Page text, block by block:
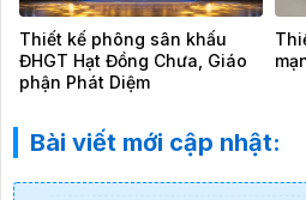
Thiết kế phông sân khấu
ĐHGT Hạt Đồng Chưa, Giáo
phận Phát Diệm
Bài viết mới cập nhật: